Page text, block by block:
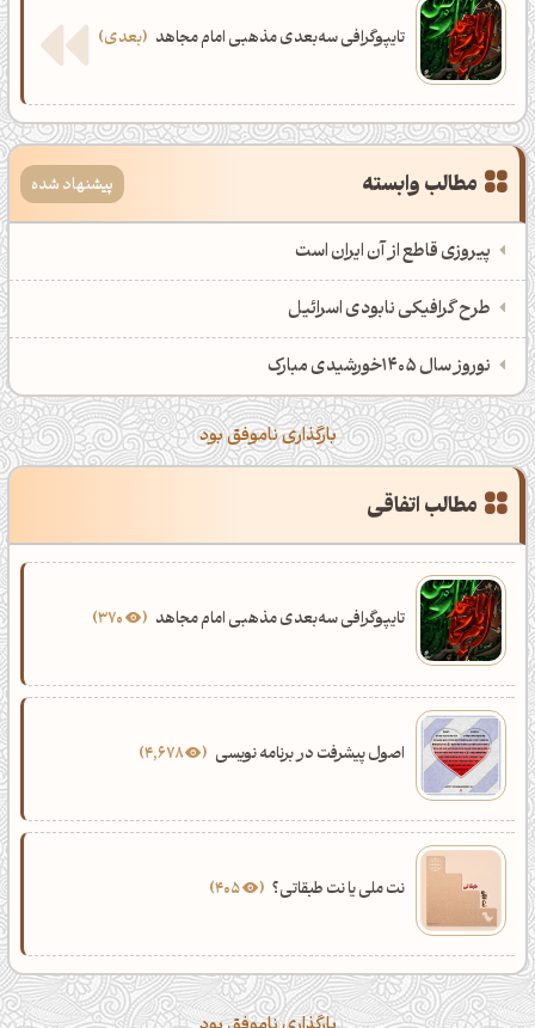
تایپوگرافی سه‌بعدی مذهبی امام مجاهد بعدی
مطالب وابسته پیشنهاد شده
پیروزی قاطع از آن ایران است
طرح گرافیکی نابودی اسرائیل
نوروز سال 1405خورشیدی مبارک
بارگذاری ناموفق بود
مطالب اتفاقی
تایپوگرافی سه‌بعدی مذهبی امام مجاهد
اصول پیشرفت در برنامه نویسی 4,678
نت ملی یا نت طبقاتی؟ 405
ظهرت بخیر❤️
کانال ایــتا
کانال بلـــه
اَپ اندروید اَپ ویندوز